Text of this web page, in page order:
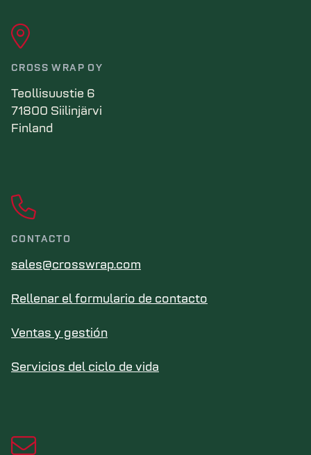
CROSS WRAP OY
Teollisuustie 6
71800 Siilinjärvi
Finland
CONTACTO
sales@crosswrap.com
Rellenar el formulario de contacto
Ventas y gestión
Servicios del ciclo de vida